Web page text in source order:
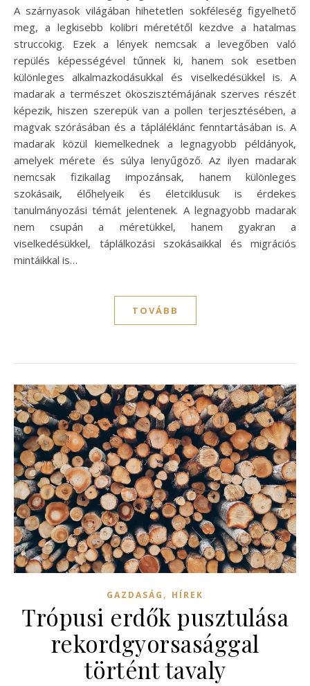
A szárnyasok világában hihetetlen sokféleség figyelhető
meg, a legkisebb kolibri méretétől kezdve a hatalmas
struccokig. Ezek a lények nemcsak a levegőben való
repülés képességével tűnnek ki, hanem sok esetben
különleges alkalmazkodásukkal és viselkedésükkel is. A
madarak a természet ökoszisztémájának szerves részét
képezik, hiszen szerepük van a pollen terjesztésében, a
magvak szórásában és a tápláléklánc fenntartásában is. A
madarak közül kiemelkednek a legnagyobb példányok,
amelyek mérete és súlya lenyűgöző. Az ilyen madarak
nemcsak fizikailag impozánsak, hanem különleges
szokásaik, élőhelyeik és életciklusuk is érdekes
tanulmányozási témát jelentenek. A legnagyobb madarak
nem csupán a méretükkel, hanem gyakran a
viselkedésükkel, táplálkozási szokásaikkal és migrációs
mintáikkal is…
TOVÁBB
GAZDASÁG , HÍREK
Trópusi erdők pusztulása
rekordgyorsasággal
történt tavaly